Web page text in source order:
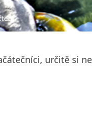
určitě si